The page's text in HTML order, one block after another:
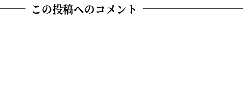
この投稿へのコメント